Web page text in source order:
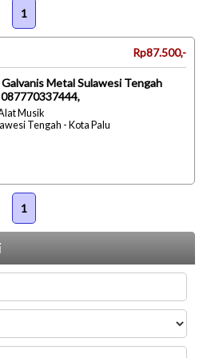
1
Rp87.500,-
Galvanis Metal Sulawesi Tengah
Musik
Tengah - Kota Palu
1